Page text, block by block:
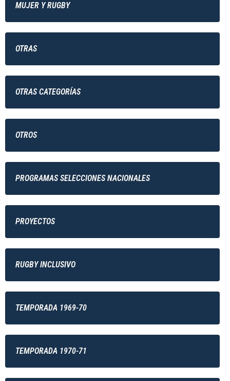
MUJER Y RUGBY
OTRAS
OTRAS CATEGORÍAS
OTROS
PROGRAMAS SELECCIONES NACIONALES
PROYECTOS
RUGBY INCLUSIVO
TEMPORADA 1969-70
TEMPORADA 1970-71